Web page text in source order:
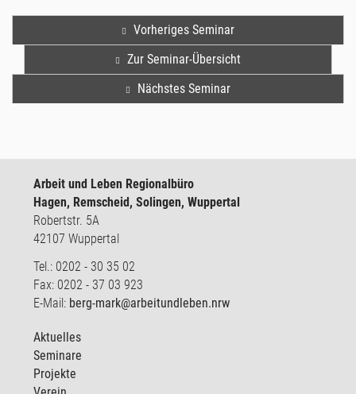
Vorheriges Seminar
Zur Seminar-Übersicht
Nächstes Seminar
Arbeit und Leben Regionalbüro
Hagen, Remscheid, Solingen, Wuppertal
Robertstr. 5A
42107 Wuppertal
Tel.: 0202 - 30 35 02
Fax: 0202 - 37 03 923
E-Mail: berg-mark@arbeitundleben.nrw
Aktuelles
Seminare
Projekte